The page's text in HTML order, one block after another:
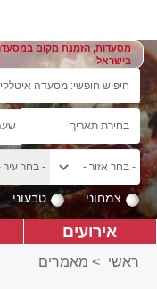
מסעדות, הזמנת מקום
בישראל
צמחוני טבעוני
אירועים
ראשי > מאמרים